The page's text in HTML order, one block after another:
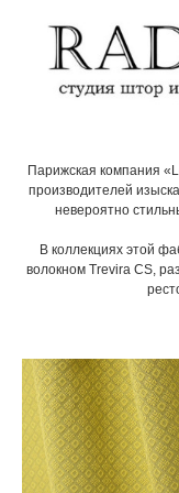
Парижская компания
производителей
невероятно
В коллекциях этой
волокном Trevira CS,